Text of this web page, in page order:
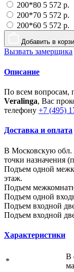
200*80 5 572 р.
200*70 5 572 р.
200*60 5 572 р.
Добавить в
Вызвать замерщика
Описание
По всем вопросам,
Veralinga, Вас
телефону +7 (495)
Доставка и оплата
В Московскую обл.
точки назначения
Подъем одной
этаж.
Подъем
Подъем одной
Подъем входной
Подъем входной
Характеристики
*
В